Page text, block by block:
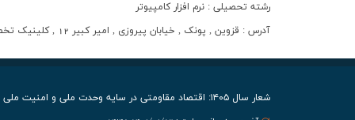
رشته تحصیلی : نرم افزار کامپیوتر
آدرس : قزوین , پونک , خیابان پیروزی , امیر کبیر 12 , کلینیک تخصصی و فوق تخصصی محمدزاده
شعار سال ۱۴۰۵: اقتصاد مقاومتی در سایه وحدت ملی و امنیت ملی